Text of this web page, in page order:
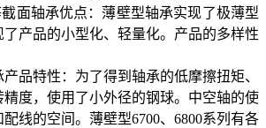
面轴承优点：薄壁型轴承实现了极薄型
产品的小型化、轻量化。产品的多样性
特性：为了得到轴承的低摩擦扭矩、
度，使用了小外径的钢球。中空轴的使
线的空间。薄壁型6700、6800系列有各